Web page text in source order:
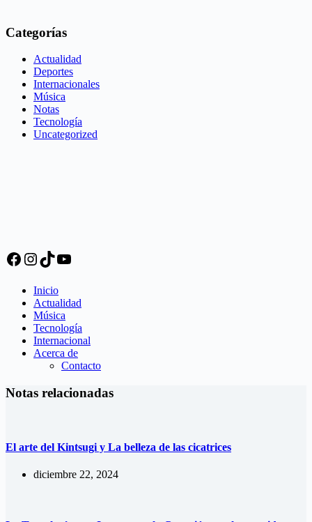
Categorías
Actualidad
Deportes
Internacionales
Música
Notas
Tecnología
Uncategorized
Facebook
Instagram
TikTok
YouTube
Inicio
Actualidad
Música
Tecnología
Internacional
Acerca de
Contacto
Notas relacionadas
El arte del Kintsugi y La belleza de las cicatrices
diciembre 22, 2024